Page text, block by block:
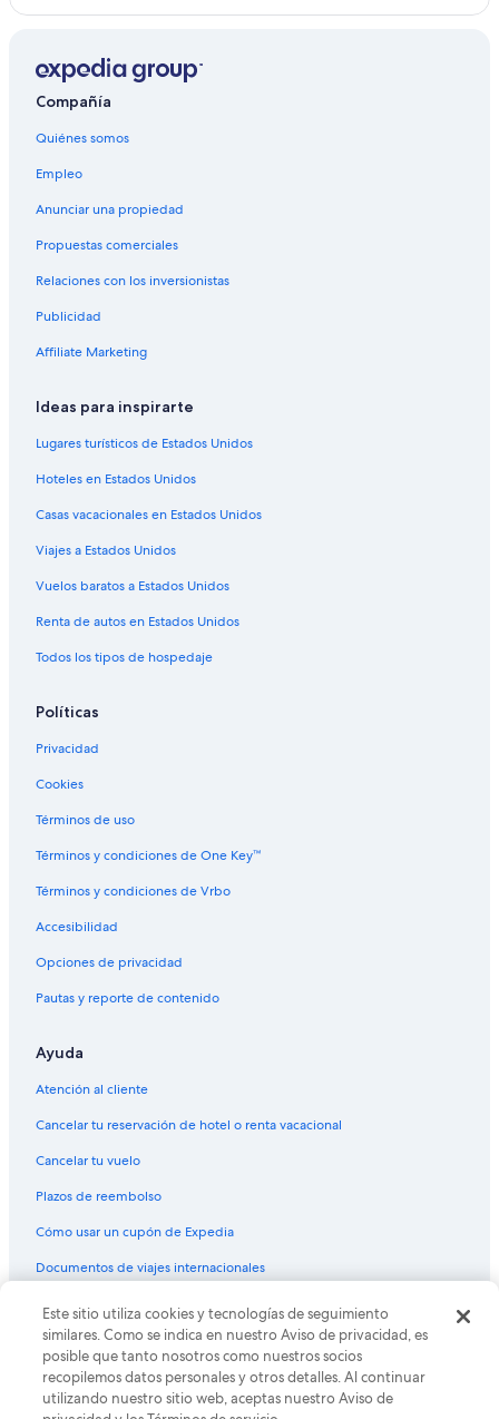
B&B en Farnese
Hoteles en Commenda
Hoteles en Bagnoregio
Compañía
Quiénes somos
Empleo
Anunciar una propiedad
Propuestas comerciales
Relaciones con los inversionistas
Publicidad
Affiliate Marketing
Ideas para inspirarte
Lugares turísticos de Estados Unidos
Hoteles en Estados Unidos
Casas vacacionales en Estados Unidos
Viajes a Estados Unidos
Vuelos baratos a Estados Unidos
Renta de autos en Estados Unidos
Todos los tipos de hospedaje
Políticas
Privacidad
Cookies
Términos de uso
Términos y condiciones de One Key™
Términos y condiciones de Vrbo
Accesibilidad
Opciones de privacidad
Pautas y reporte de contenido
Ayuda
Atención al cliente
Cancelar tu reservación de hotel o renta vacacional
Cancelar tu vuelo
Plazos de reembolso
Cómo usar un cupón de Expedia
Documentos de viajes internacionales
© 2026 Expedia, Inc., una empresa de Expedia Group. Todos los
derechos reservados. Expedia y el logo de Expedia son marcas
registradas o marcas comerciales de Expedia, Inc. CST# 2029030-50.
Este sitio utiliza cookies y tecnologías de seguimiento
similares. Como se indica en nuestro Aviso de privacidad, es
posible que tanto nosotros como nuestros socios
recopilemos datos personales y otros detalles. Al continuar
utilizando nuestro sitio web, aceptas nuestro Aviso de